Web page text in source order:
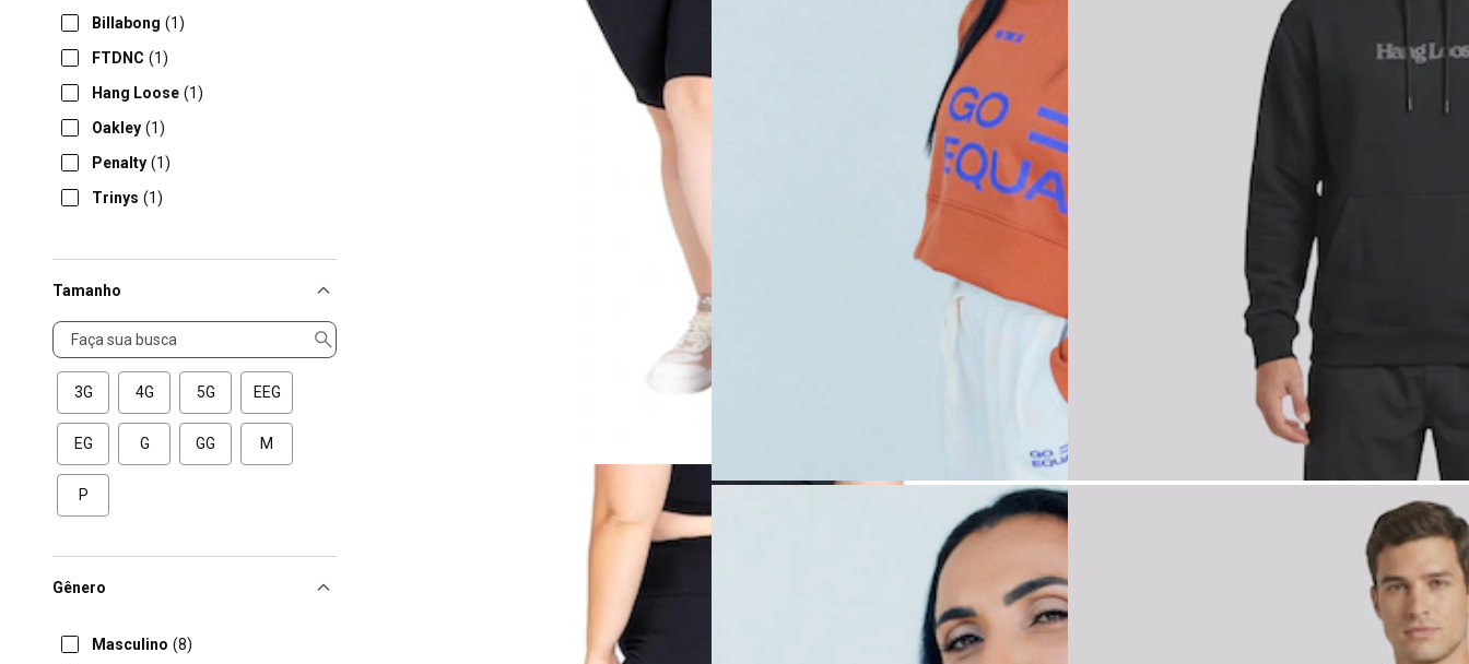
Billabong (1)
FTDNC (1)
Hang Loose (1)
Oakley (1)
Penalty (1)
Trinys (1)
Tamanho
Tamanho
3G 4G 5G EEG
EG G GG M
P
Gênero
Masculino (8)